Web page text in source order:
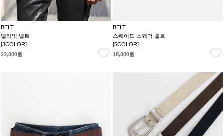
BELT
엘리엇 벨트
[3COLOR]
22,000원
BELT
스웨이드 스퀘어 벨트
[5COLOR]
18,000원